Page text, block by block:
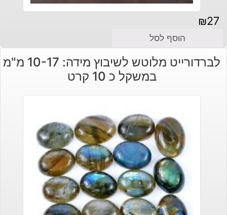
₪27
הוסף לסל
לברדורייט מלוטש לשיבוץ מידה: 10-17 מ"מ
במשקל כ 10 קרט